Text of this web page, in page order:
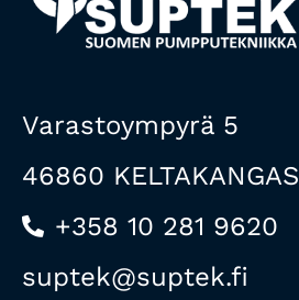
Varastoympyrä 5
46860 KELTAKANGAS
+358 10 281 9620
suptek@suptek.fi